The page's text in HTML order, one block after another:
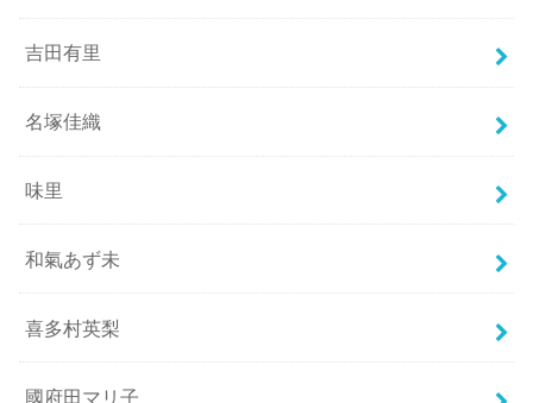
吉田有里
名塚佳織
味里
和氣あず未
喜多村英梨
國府田マリ子